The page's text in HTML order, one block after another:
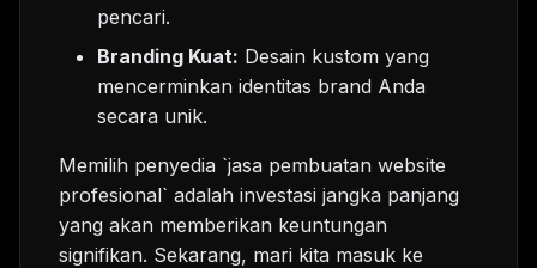
pencari.
Branding Kuat: Desain kustom yang
mencerminkan identitas brand Anda
secara unik.
Memilih penyedia `jasa pembuatan website
profesional` adalah investasi jangka panjang
yang akan memberikan keuntungan
signifikan. Sekarang, mari kita masuk ke